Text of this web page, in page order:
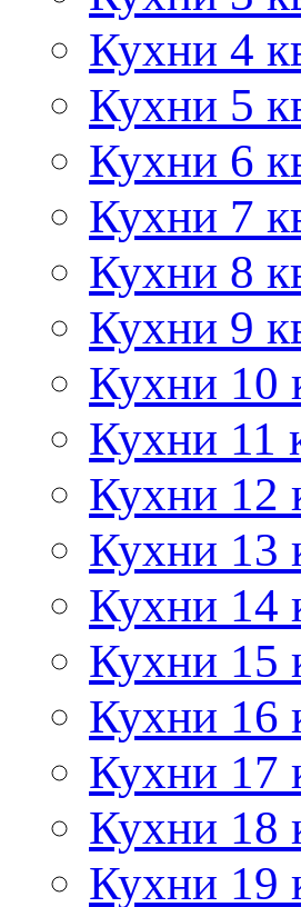
Кухни 4
Кухни 5
Кухни 6
Кухни 7
Кухни 8
Кухни 9
Кухни 10
Кухни 11
Кухни 12
Кухни 13
Кухни 14
Кухни 15
Кухни 16
Кухни 17
Кухни 18
Кухни 19